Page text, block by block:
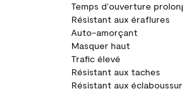
Temps d'ouverture
Résistant aux éraflures
Auto-amorçant
Masquer haut
Trafic élevé
Résistant aux taches
Résistant aux